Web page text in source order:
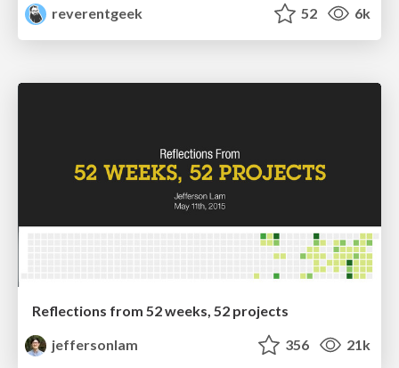
reverentgeek
52 6k
Reflections from 52 weeks, 52 projects
jeffersonlam
356 21k